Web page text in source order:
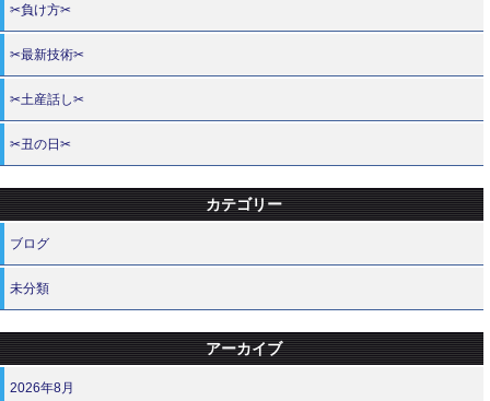
✂負け方✂
✂最新技術✂
✂土産話し✂
✂丑の日✂
カテゴリー
ブログ
未分類
アーカイブ
2026年8月